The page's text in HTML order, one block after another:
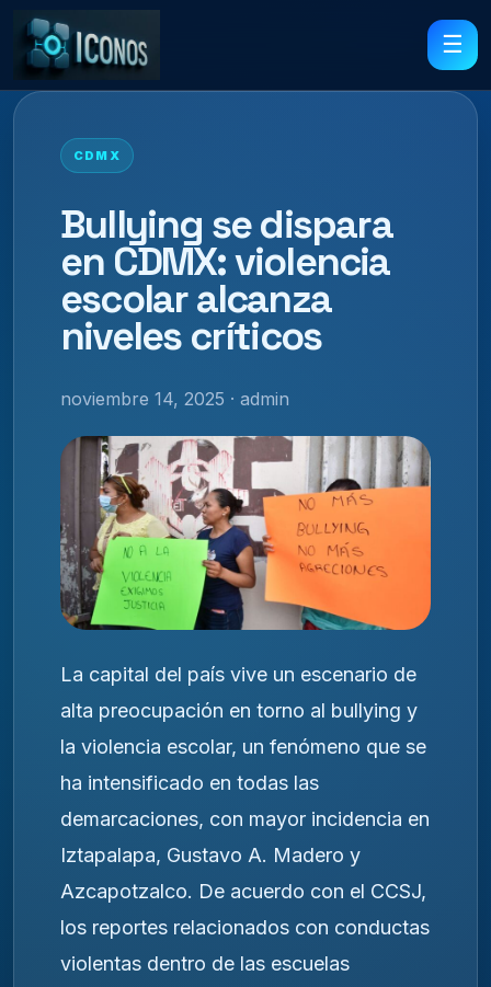
☰
CDMX
Bullying se dispara
en CDMX: violencia
escolar alcanza
niveles críticos
noviembre 14, 2025 · admin
La capital del país vive un escenario de
alta preocupación en torno al bullying y
la violencia escolar, un fenómeno que se
ha intensificado en todas las
demarcaciones, con mayor incidencia en
Iztapalapa, Gustavo A. Madero y
Azcapotzalco. De acuerdo con el CCSJ,
los reportes relacionados con conductas
violentas dentro de las escuelas